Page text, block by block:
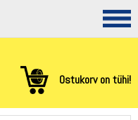
Ostukorv on tühi!